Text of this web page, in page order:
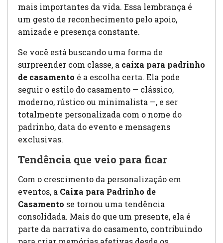
mais importantes da vida. Essa lembrança é
um gesto de reconhecimento pelo apoio,
amizade e presença constante.
Se você está buscando uma forma de
surpreender com classe, a caixa para padrinho
de casamento é a escolha certa. Ela pode
seguir o estilo do casamento — clássico,
moderno, rústico ou minimalista —, e ser
totalmente personalizada com o nome do
padrinho, data do evento e mensagens
exclusivas.
Tendência que veio para ficar
Com o crescimento da personalização em
eventos, a Caixa para Padrinho de
Casamento se tornou uma tendência
consolidada. Mais do que um presente, ela é
parte da narrativa do casamento, contribuindo